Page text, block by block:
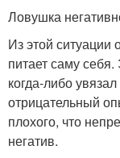
Ловушка
Из этой ситуации
питает саму
когда-либо
отрицательный
плохого, что
негатив.